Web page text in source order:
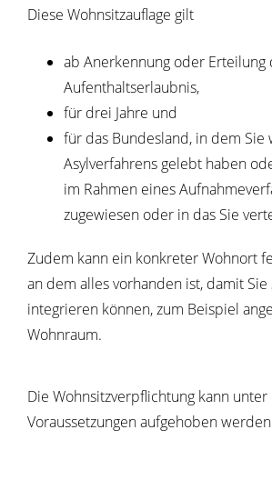
Diese Wohnsitzauflage gilt
ab Anerkennung oder Erteilung
Aufenthaltserlaubnis,
für drei Jahre und
für das Bundesland, in dem Sie
Asylverfahrens gelebt haben
im Rahmen eines
zugewiesen oder in das Sie
Zudem kann ein konkreter Wohnort
an dem alles vorhanden ist, damit Sie
integrieren können, zum Beispiel
Wohnraum.
Die Wohnsitzverpflichtung kann
Voraussetzungen aufgehoben